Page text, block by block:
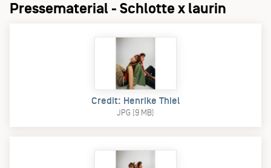
Pressematerial - Schlotte x laurin
Credit: Henrike Thiel
JPG (9 MB)